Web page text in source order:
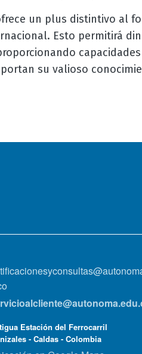
un plus distintivo al
Esto permitirá
su valioso
Estación del Ferrocarril
- Caldas - Colombia